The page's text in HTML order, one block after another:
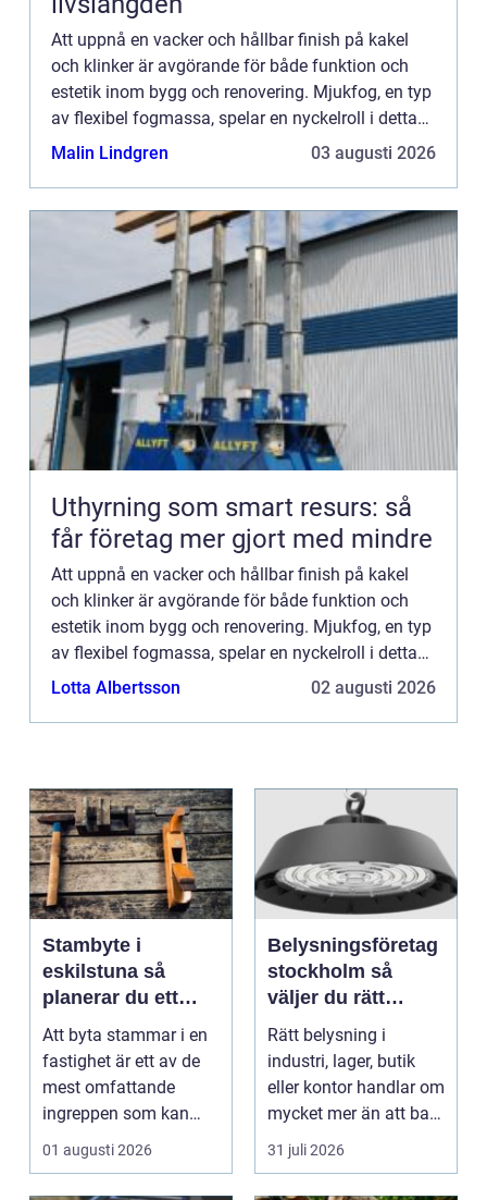
Att uppnå en vacker och hållbar finish på kakel
och klinker är avgörande för både funktion och
estetik inom bygg och renovering. Mjukfog, en typ
av flexibel fogmassa, spelar en nyckelroll i detta
sammanhang. Fro...
Malin Lindgren 03 augusti 2026
Uthyrning som smart resurs: så
får företag mer gjort med mindre
Att uppnå en vacker och hållbar finish på kakel
och klinker är avgörande för både funktion och
estetik inom bygg och renovering. Mjukfog, en typ
av flexibel fogmassa, spelar en nyckelroll i detta
sammanhang. Fro...
Lotta Albertsson 02 augusti 2026
Stambyte i
eskilstuna så
planerar du ett
tryggt och hållbart
projekt
Att byta stammar i en
fastighet är ett av de
mest omfattande
ingreppen som kan
göras i ett hus. Samt...
01 augusti 2026
Belysningsföretag
stockholm så
väljer du rätt
partner för
professionell
ljussättning
Rätt belysning i
industri, lager, butik
eller kontor handlar om
mycket mer än att bara
få det ljust....
31 juli 2026